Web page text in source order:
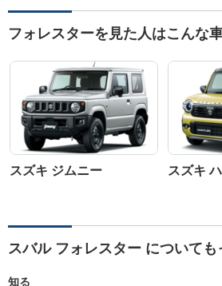
フォレスターを見た人はこんな
スズキ ジムニー スズキ
スバル フォレスター についても
知る